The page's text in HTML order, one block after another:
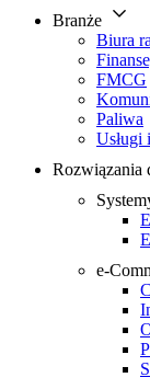
Branże
Biura
FMCG
Paliwa
Usługi
Rozwiązania
e-